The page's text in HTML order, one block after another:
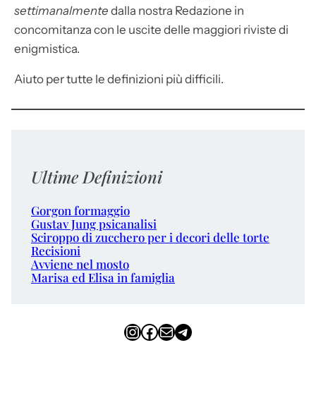
settimanalmente dalla nostra Redazione in
concomitanza con le uscite delle maggiori riviste di
enigmistica.
Aiuto per tutte le definizioni più difficili.
Ultime Definizioni
Gorgon formaggio
Gustav Jung psicanalisi
Sciroppo di zucchero per i decori delle torte
Recisioni
Avviene nel mosto
Marisa ed Elisa in famiglia
InstagramFacebook Email Telegram